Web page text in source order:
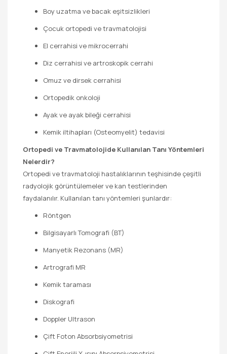
Boy uzatma ve bacak eşitsizlikleri
Çocuk ortopedi ve travmatolojisi
El cerrahisi ve mikrocerrahi
Diz cerrahisi ve artroskopik cerrahi
Omuz ve dirsek cerrahisi
Ortopedik onkoloji
Ayak ve ayak bileği cerrahisi
Kemik iltihapları (Osteomyelit) tedavisi
Ortopedi ve Travmatolojide Kullanılan Tanı Yöntemleri
Nelerdir?
Ortopedi ve travmatoloji hastalıklarının teşhisinde çeşitli
radyolojik görüntülemeler ve kan testlerinden
faydalanılır. Kullanılan tanı yöntemleri şunlardır:
Röntgen
Bilgisayarlı Tomografi (BT)
Manyetik Rezonans (MR)
Artrografi MR
Kemik taraması
Diskografi
Doppler Ultrason
Çift Foton Absorbsiyometrisi